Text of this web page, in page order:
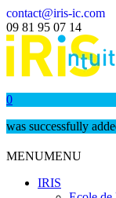
contact@iris-ic.com
09 81 95 07 14
0
was successfully
MENUMENU
IRIS